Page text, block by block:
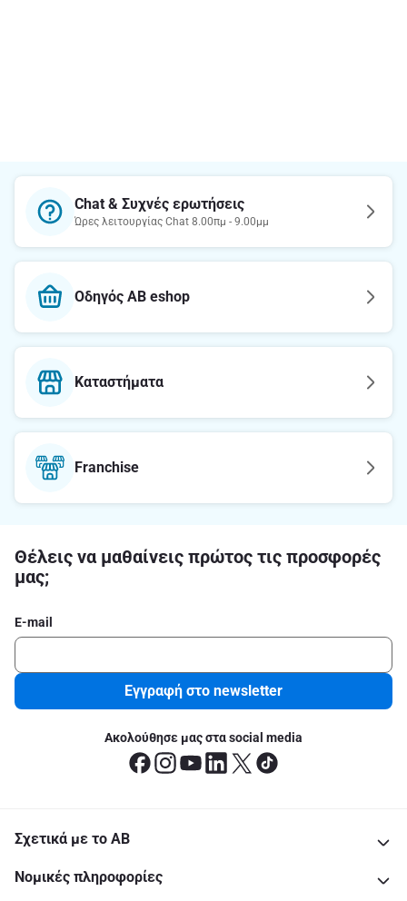
Chat & Συχνές ερωτήσεις
Ώρες λειτουργίας Chat 8.00πμ - 9.00μμ
Οδηγός AB eshop
Καταστήματα
Franchise
Θέλεις να μαθαίνεις πρώτος τις προσφορές
μας;
E-mail
Εγγραφή στο newsletter
Ακολούθησε μας στα social media
Σχετικά με το ΑΒ
Νομικές πληροφορίες